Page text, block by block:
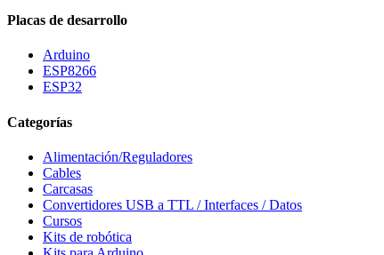
Placas de desarrollo
Arduino
ESP8266
ESP32
Categorías
Alimentación/Reguladores
Cables
Carcasas
Convertidores USB a TTL / Interfaces / Datos
Cursos
Kits de robótica